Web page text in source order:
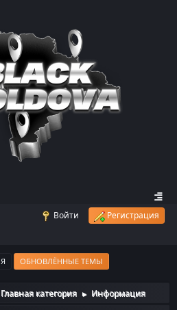
Войти Регистрация
ОБНОВЛЁННЫЕ ТЕМЫ
Главная категория ► Информация